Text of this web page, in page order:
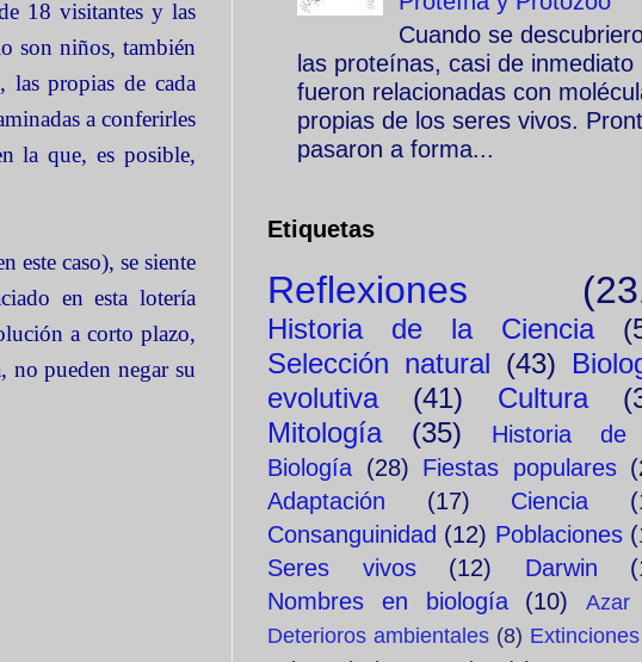
18 visitantes y las
son niños, también
las propias de cada
a conferirles
la que, es posible,
caso), se siente
en esta lotería
a corto plazo,
no pueden negar su
Cuando se
las proteínas, casi de inmediato
fueron relacionadas con
propias de los seres vivos.
pasaron a forma...
Etiquetas
Reflexiones
Historia de la Ciencia
Selección natural (43)
evolutiva
(41) Cultura
Mitología
(35)
Historia
Biología (28) Fiestas populares
Adaptación
(17) Ciencia
Consanguinidad (12) Poblaciones
Seres vivos
(12) Darwin
Nombres en biología
(10)
Azar
Deterioros ambientales (8) Extinciones